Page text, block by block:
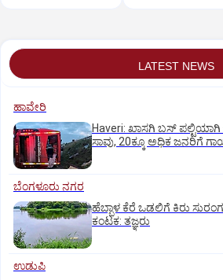
LATEST NEWS
ಹಾವೇರಿ
Haveri: ಖಾಸಗಿ ಬಸ್
ಸಾವು, 20ಕ್ಕೂ ಅಧಿಕ ಜನರಿಗೆ
ಬೆಂಗಳೂರು ನಗರ
ಹೆಬ್ಬಾಳ ಕೆರೆ ಒಡಲಿಗೆ ಕಿರು ಸುರಂಗ
ಕಂಟಕ: ತಜ್ಞರು
ಉಡುಪಿ